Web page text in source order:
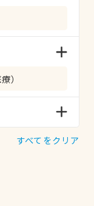
）
すべてをクリア